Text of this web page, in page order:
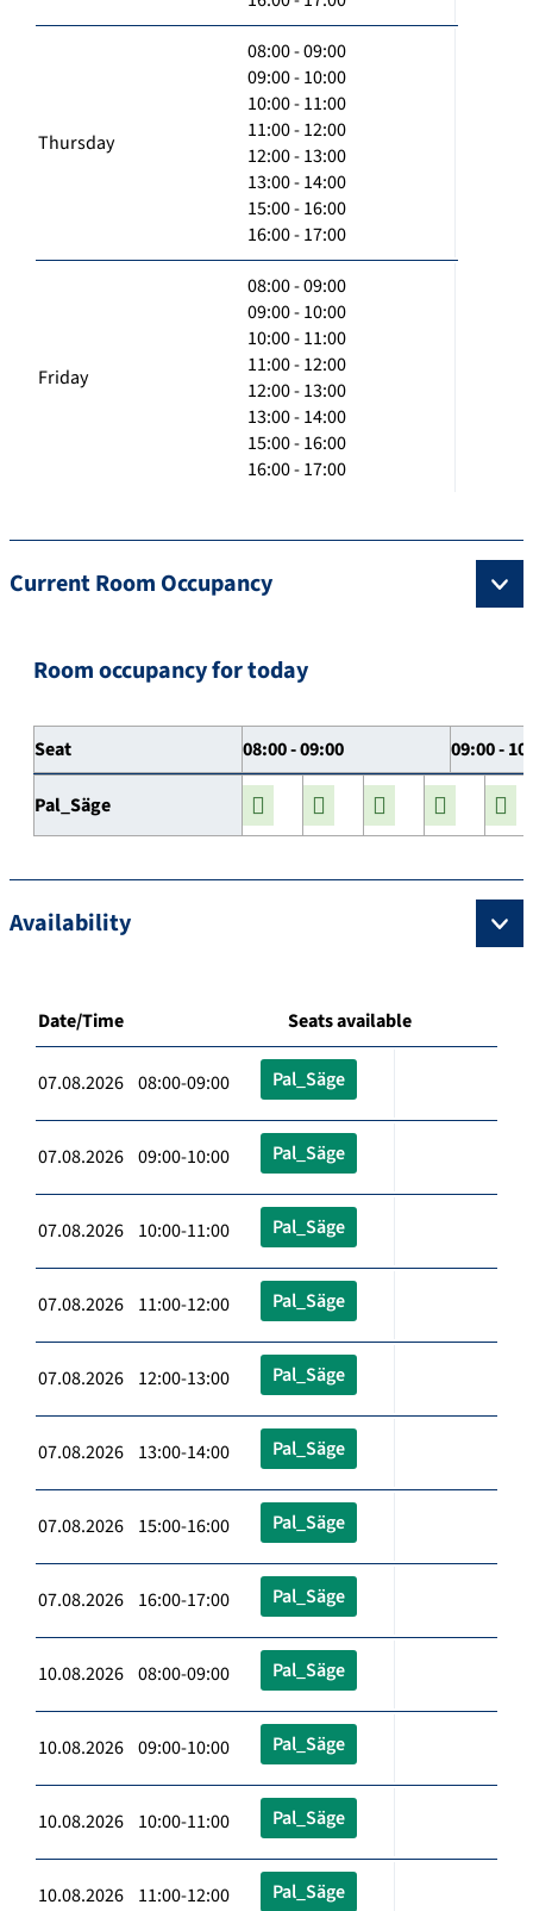
Thursday
08:00 - 09:00
09:00 - 10:00
10:00 - 11:00
11:00 - 12:00
12:00 - 13:00
13:00 - 14:00
15:00 - 16:00
16:00 - 17:00
Friday
08:00 - 09:00
09:00 - 10:00
10:00 - 11:00
11:00 - 12:00
12:00 - 13:00
13:00 - 14:00
15:00 - 16:00
16:00 - 17:00
Current Room Occupancy
Room occupancy for today
Seat 08:00 - 09:00 09:00 -
Pal_Säge
Availability
Date/Time Seats available
07.08.2026 08:00-09:00 Pal_Säge
07.08.2026 09:00-10:00 Pal_Säge
07.08.2026 10:00-11:00 Pal_Säge
07.08.2026 11:00-12:00 Pal_Säge
07.08.2026 12:00-13:00 Pal_Säge
07.08.2026 13:00-14:00 Pal_Säge
07.08.2026 15:00-16:00 Pal_Säge
07.08.2026 16:00-17:00 Pal_Säge
10.08.2026 08:00-09:00 Pal_Säge
10.08.2026 09:00-10:00 Pal_Säge
10.08.2026 10:00-11:00 Pal_Säge
10.08.2026 11:00-12:00 Pal_Säge